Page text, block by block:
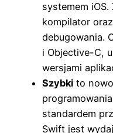
systemem iOS.
kompilator
debugowania.
i Objective-C,
wersjami
Szybki to
standardem
Swift jest